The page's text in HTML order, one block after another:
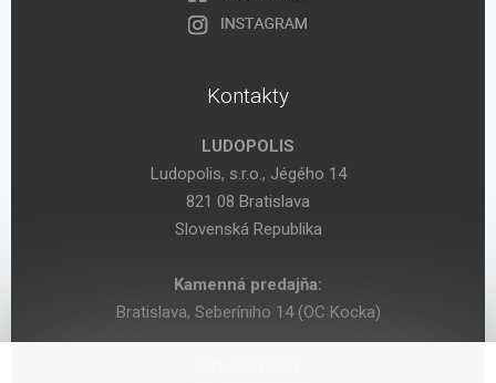
Kontakty
LUDOPOLIS
Ludopolis, s.r.o., Jégého 14
821 08 Bratislava
Slovenská Republika
Kamenná predajňa:
Bratislava, Seberíniho 14 (OC Kocka)